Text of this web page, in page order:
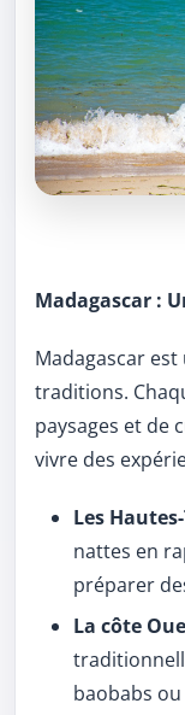
Madagascar :
Madagascar
traditions.
paysages et de
vivre des
Les
nattes en
préparer
La côte
baobabs